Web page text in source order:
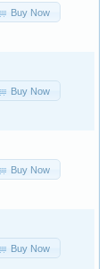
Buy Now
Buy Now
Buy Now
Buy Now